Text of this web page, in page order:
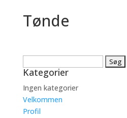
Tønde
efter:
Kategorier
Ingen kategorier
Velkommen
Profil